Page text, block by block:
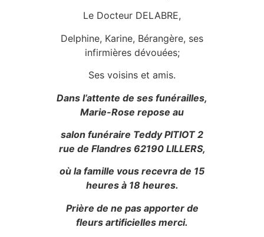
Le Docteur DELABRE,
Delphine, Karine, Bérangère, ses
infirmières dévouées;
Ses voisins et amis.
Dans l’attente de ses funérailles,
Marie-Rose repose au
salon funéraire Teddy PITIOT 2
rue de Flandres 62190 LILLERS,
où la famille vous recevra de 15
heures à 18 heures.
Prière de ne pas apporter de
fleurs artificielles merci.